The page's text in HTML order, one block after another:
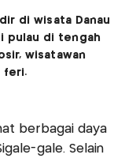
di wisata Danau
pulau di tengah
wisatawan
feri.
berbagai daya
gale. Selain